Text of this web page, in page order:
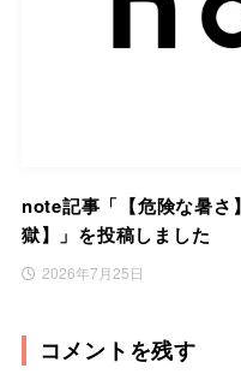
note記事「【危険な暑さ
獄】」を投稿しました
2026年7月25日
コメントを残す